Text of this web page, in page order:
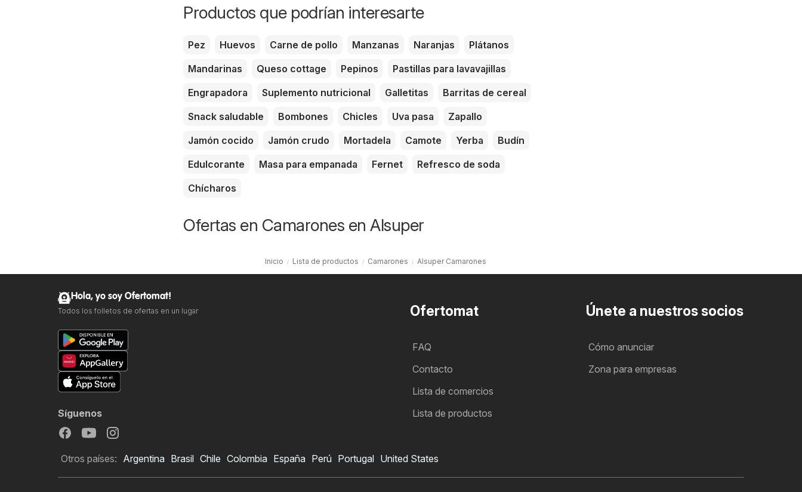
Productos que podrían interesarte
Pez Huevos Carne de pollo Manzanas Naranjas
Plátanos
Mandarinas
Queso cottage Pepinos
Pastillas para lavavajillas
Engrapadora
Suplemento nutricional Galletitas
Barritas de cereal
Snack saludable
Bombones Chicles Uva pasa
Zapallo
Jamón cocido
Jamón crudo Mortadela Camote Yerba
Budín
Edulcorante
Masa para empanada Fernet
Refresco de soda
Chícharos
Ofertas en Camarones en Alsuper
Inicio Lista de productos Camarones Alsuper Camarones
Ofertomat
FAQ
Contacto
Lista de comercios
Lista de productos
Únete a nuestros socios
Cómo anunciar
Zona para empresas
Hola, yo soy Ofertomat!
Todos los folletos de ofertas en un lugar
Síguenos
Otros países: Argentina Brasil Chile Colombia España Perú Portugal United States